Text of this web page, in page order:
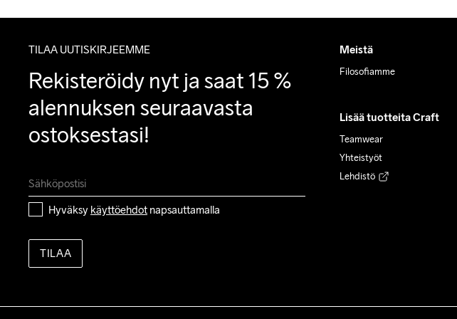
TILAA UUTISKIRJEEMME
Rekisteröidy nyt ja saat 15 %
alennuksen seuraavasta
ostoksestasi!
Hyväksy käyttöehdot napsauttamalla
TILAA
Meistä
Filosofiamme
Lisää tuotteita Craft
Teamwear
Yhteistyöt
Lehdistö